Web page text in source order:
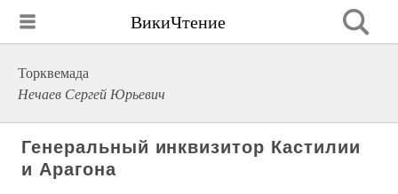
ВикиЧтение
Торквемада
Нечаев Сергей Юрьевич
Генеральный инквизитор Кастилии
и Арагона